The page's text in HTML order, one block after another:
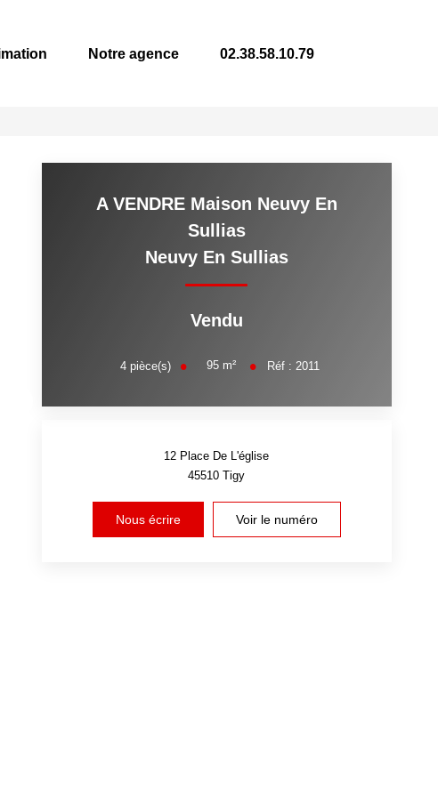
Notre agence 02.38.58.10.79
A VENDRE Maison Neuvy En
Sullias
Neuvy En Sullias
Vendu
4pièce(s) 95 m² Réf : 2011
12 Place De L'église
45510Tigy
Nous écrire Voir le numéro